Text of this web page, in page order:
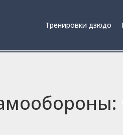
Тренировки дзюдо